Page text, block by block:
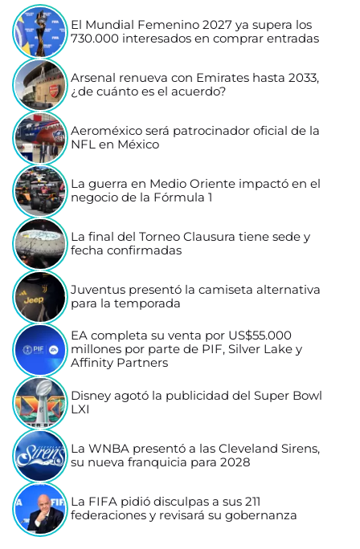
El Mundial Femenino 2027 ya supera los
730.000 interesados en comprar entradas
Arsenal renueva con Emirates hasta 2033,
¿de cuánto es el acuerdo?
Aeroméxico será patrocinador oficial de la
NFL en México
La guerra en Medio Oriente impactó en el
negocio de la Fórmula 1
La final del Torneo Clausura tiene sede y
fecha confirmadas
Juventus presentó la camiseta alternativa
para la temporada
EA completa su venta por US$55.000
millones por parte de PIF, Silver Lake y
Affinity Partners
Disney agotó la publicidad del Super Bowl
LXI
La WNBA presentó a las Cleveland Sirens,
su nueva franquicia para 2028
La FIFA pidió disculpas a sus 211
federaciones y revisará su gobernanza